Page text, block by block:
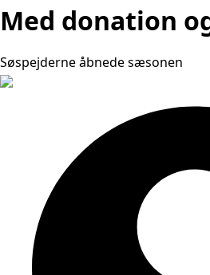
Med donation
Søspejderne åbnede sæsonen